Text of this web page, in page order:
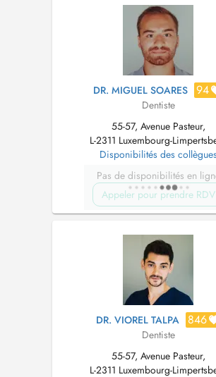
DR. MIGUEL SOARES 94
Dentiste
55-57, Avenue Pasteur,
L-2311 Luxembourg-
Disponibilités des
Pas de disponibilités en
Appeler pour prendre RDV
DR. VIOREL TALPA 846
Dentiste
55-57, Avenue Pasteur,
L-2311 Luxembourg-